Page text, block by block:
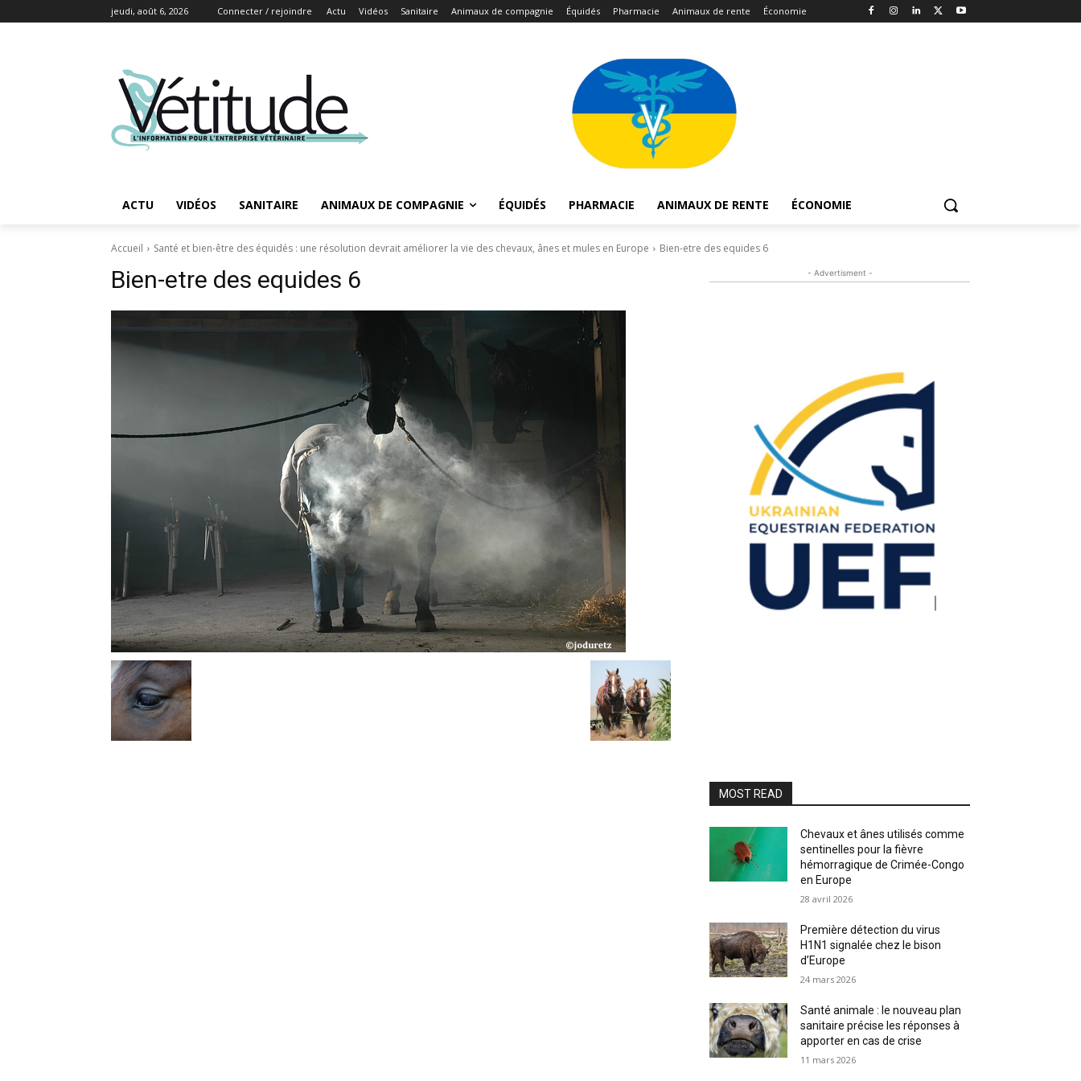
jeudi, août 6, 2026 Connecter / rejoindre Actu Vidéos Sanitaire Animaux de compagnie Équidés Pharmacie Animaux de rente Économie
ACTU VIDÉOS SANITAIRE ANIMAUX DE COMPAGNIE ÉQUIDÉS PHARMACIE ANIMAUX DE RENTE ÉCONOMIE
Accueil Santé et bien-être des équidés : une résolution devrait améliorer la vie des chevaux, ânes et mules en Europe Bien-etre des equides 6
Bien-etre des equides 6 - Advertisment -
MOST READ
Chevaux et ânes utilisés comme
sentinelles pour la fièvre
hémorragique de Crimée-Congo
en Europe
28 avril 2026
Première détection du virus
H1N1 signalée chez le bison
d’Europe
24 mars 2026
Santé animale : le nouveau plan
sanitaire précise les réponses à
apporter en cas de crise
11 mars 2026